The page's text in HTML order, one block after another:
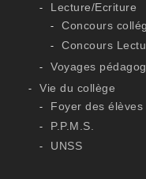
Lecture/Ecriture
Concours
Concours
Voyages
Vie du collège
Foyer des élèves
P.P.M.S.
UNSS